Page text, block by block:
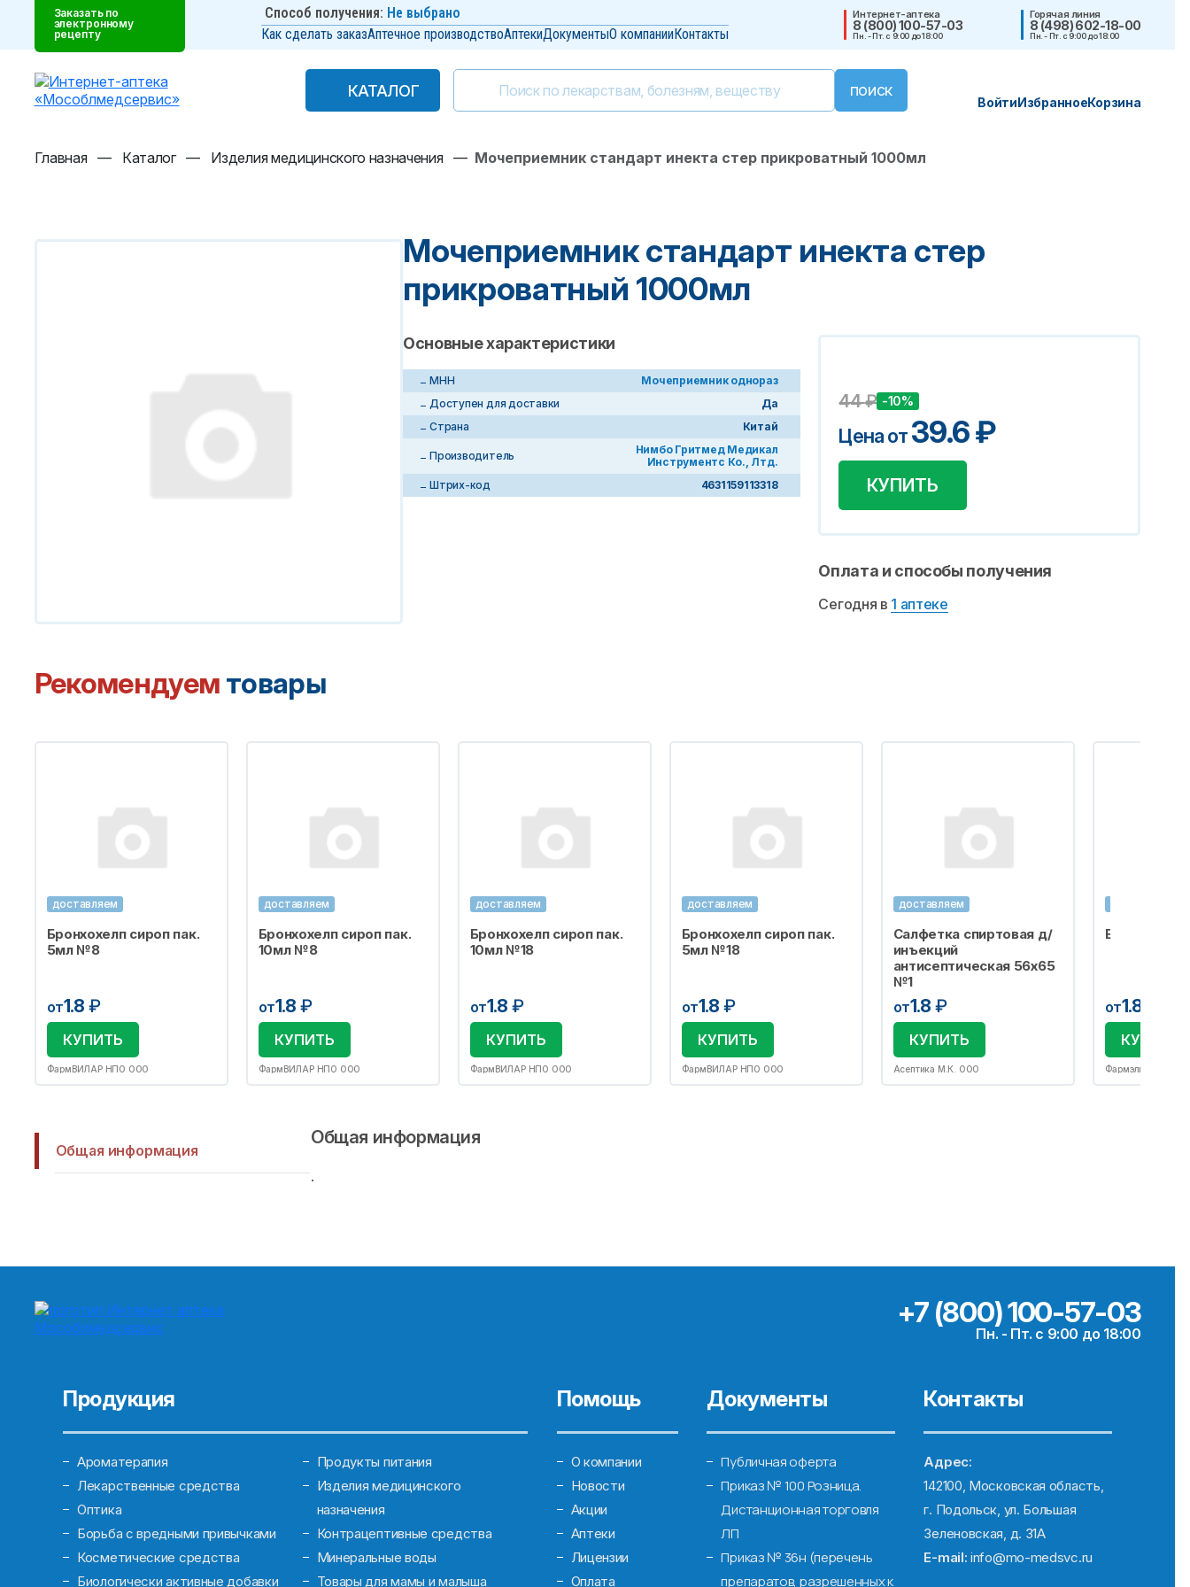
Заказать по
электронному
рецепту
Способ получения: Не выбрано
Как сделать заказАптечное производствоАптекиДокументыО компанииКонтакты
Интернет-аптека
8 (800) 100-57-03
Пн. - Пт. с 9:00 до 18:00
Горячая линия
8 (498) 602-18-00
Пн. - Пт. с 9:00 до 18:00
КАТАЛОГ
КАТАЛОГ
ВойтиИзбранноеКорзина
Главная — Каталог — Изделия медицинского назначения — Мочеприемник стандарт инекта стер прикроватный 1000мл
Мочеприемник стандарт инекта стер
прикроватный 1000мл
Основные характеристики
МНН
Мочеприемник однораз
Доступен для доставки
Да
Страна
Китай
Производитель
Нимбо Гритмед Медикал
Инструментс Ко., Лтд.
Штрих-код
4631159113318
44₽ -10%
Цена от39.6₽
КУПИТЬ
Оплата и способы получения
Сегодня в 1 аптеке
Рекомендуем товары
доставляем
Бронхохелп сироп пак.
5мл №8
от1.8 ₽
КУПИТЬ
ФармВИЛАР НПО ООО
доставляем
Бронхохелп сироп пак.
10мл №8
от1.8 ₽
КУПИТЬ
ФармВИЛАР НПО ООО
доставляем
Бронхохелп сироп пак.
10мл №18
от1.8 ₽
КУПИТЬ
ФармВИЛАР НПО ООО
доставляем
Бронхохелп сироп пак.
5мл №18
от1.8 ₽
КУПИТЬ
ФармВИЛАР НПО ООО
доставляем
Салфетка спиртовая д/
инъекций
антисептическая 56х65
№1
от1.8 ₽
КУПИТЬ
Асептика М.К. ООО
Бахилы
от1.8
КУПИТЬ
Фармэль ООО
Общая информация
Общая информация
.
+7 (800) 100-57-03
Пн. - Пт. с 9:00 до 18:00
Продукция
Ароматерапия
Лекарственные средства
Оптика
Борьба с вредными привычками
Косметические средства
Биологически активные добавки
Продукты питания
Изделия медицинского
назначения
Контрацептивные средства
Минеральные воды
Товары для мамы и малыша
Помощь
О компании
Новости
Акции
Аптеки
Лицензии
Оплата
Документы
Публичная оферта
Приказ № 100 Розница.
Дистанционная торговля
ЛП
Приказ № 36н (перечень
препаратов, разрешенных к
Контакты
Адрес:
142100, Московская область,
г. Подольск, ул. Большая
Зеленовская, д. 31А
E-mail: info@mo-medsvc.ru